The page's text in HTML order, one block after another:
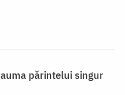
părintelui singur